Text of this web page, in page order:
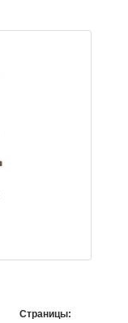
Страницы: